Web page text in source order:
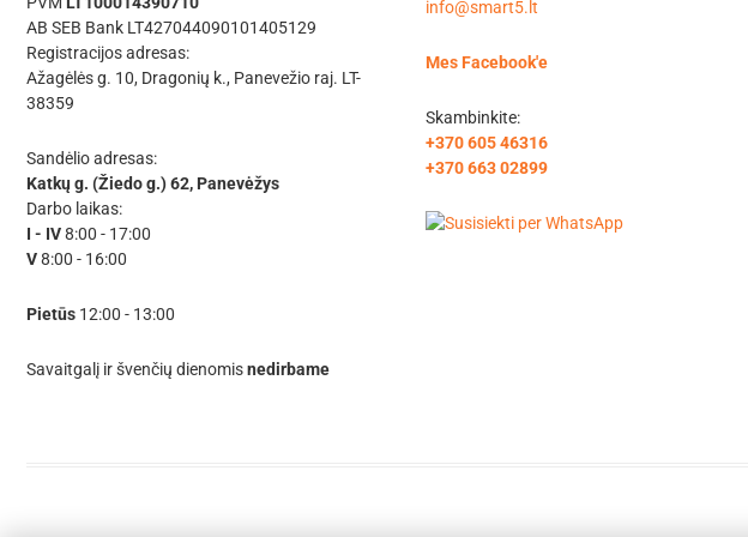
AB SEB Bank LT427044090101405129
Registracijos adresas:
Ažagėlės g. 10, Dragonių k., Panevežio raj. LT-
38359
Sandėlio adresas:
Katkų g. (Žiedo g.) 62, Panevėžys
Darbo laikas:
I - IV8:00 - 17:00
V8:00 - 16:00
Pietūs 12:00 - 13:00
Savaitgalį ir švenčių dienomisnedirbame
info@smart5.lt
Mes Facebook'e
Skambinkite:
+370 605 46316
+370 663 02899